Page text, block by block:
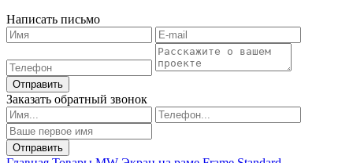
Написать письмо
Отправить
Заказать обратный звонок